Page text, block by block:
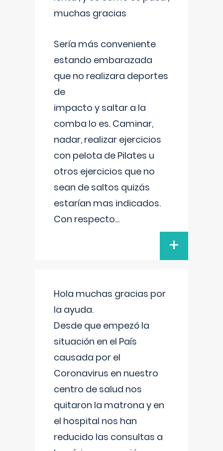
muchas gracias
Sería más conveniente
estando embarazada
que no realizara deportes
de
impacto y saltar a la
comba lo es. Caminar,
nadar, realizar ejercicios
con pelota de Pilates u
otros ejercicios que no
sean de saltos quizás
estarían mas indicados.
Con respecto...
+
Hola muchas gracias por
la ayuda.
Desde que empezó la
situación en el País
causada por el
Coronavirus en nuestro
centro de salud nos
quitaron la matrona y en
el hospital nos han
reducido las consultas a